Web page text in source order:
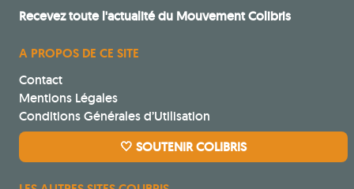
Recevez toute l'actualité du Mouvement Colibris
A PROPOS DE CE SITE
Contact
Mentions Légales
Conditions Générales d’Utilisation
🤍 SOUTENIR COLIBRIS